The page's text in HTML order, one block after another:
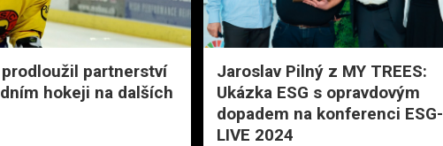
partnerství
hokeji na dalších
Jaroslav Pilný z MY TREES:
Ukázka ESG s opravdovým
dopadem na konferenci ESG-
LIVE 2024